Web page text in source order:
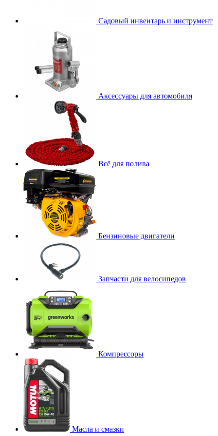
Садовый инвентарь и инструмент
Аксессуары для автомобиля
Всё для полива
Бензиновые двигатели
Запчасти для велосипедов
Компрессоры
Масла и смазки